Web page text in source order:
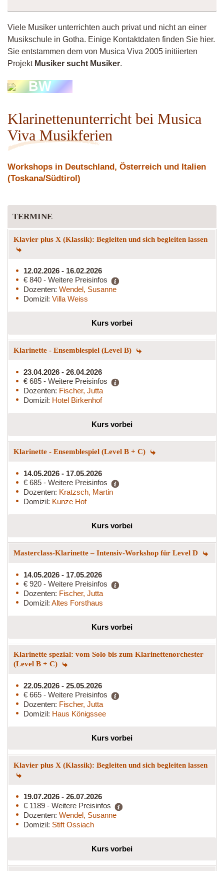
Viele Musiker unterrichten auch privat und nicht an einer
Musikschule in Gotha. Einige Kontaktdaten finden Sie hier.
Sie entstammen dem von Musica Viva 2005 initiierten
Projekt Musiker sucht Musiker.
BW
Klarinettenunterricht bei Musica
Viva Musikferien
Workshops in Deutschland, Österreich und Italien
(Toskana/Südtirol)
TERMINE
Klavier plus X (Klassik): Begleiten und sich begleiten lassen
12.02.2026 - 16.02.2026
€ 840 - Weitere Preisinfos
Dozenten: Wendel, Susanne
Domizil: Villa Weiss
Kurs vorbei
Klarinette - Ensemblespiel (Level B)
23.04.2026 - 26.04.2026
€ 685 - Weitere Preisinfos
Dozenten: Fischer, Jutta
Domizil: Hotel Birkenhof
Kurs vorbei
Klarinette - Ensemblespiel (Level B + C)
14.05.2026 - 17.05.2026
€ 685 - Weitere Preisinfos
Dozenten: Kratzsch, Martin
Domizil: Kunze Hof
Kurs vorbei
Masterclass-Klarinette – Intensiv-Workshop für Level D
14.05.2026 - 17.05.2026
€ 920 - Weitere Preisinfos
Dozenten: Fischer, Jutta
Domizil: Altes Forsthaus
Kurs vorbei
Klarinette spezial: vom Solo bis zum Klarinettenorchester
(Level B + C)
22.05.2026 - 25.05.2026
€ 665 - Weitere Preisinfos
Dozenten: Fischer, Jutta
Domizil: Haus Königssee
Kurs vorbei
Klavier plus X (Klassik): Begleiten und sich begleiten lassen
19.07.2026 - 26.07.2026
€ 1189 - Weitere Preisinfos
Dozenten: Wendel, Susanne
Domizil: Stift Ossiach
Kurs vorbei